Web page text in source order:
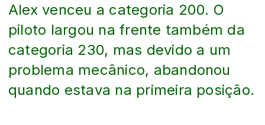
Alex venceu a categoria 200. O
piloto largou na frente também da
categoria 230, mas devido a um
problema mecânico, abandonou
quando estava na primeira posição.